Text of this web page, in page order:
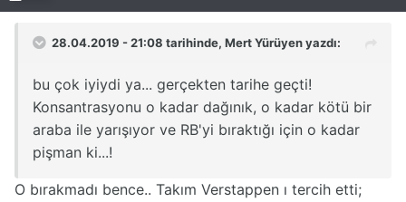
28.04.2019 - 21:08 tarihinde, Mert Yürüyenyazdı:
bu çok iyiydi ya... gerçekten tarihe geçti!
Konsantrasyonu o kadar dağınık, o kadar kötü bir
araba ile yarışıyor ve RB'yi bıraktığı için o kadar
pişman ki...!
O bırakmadı bence.. Takım Verstappen ı tercih etti;